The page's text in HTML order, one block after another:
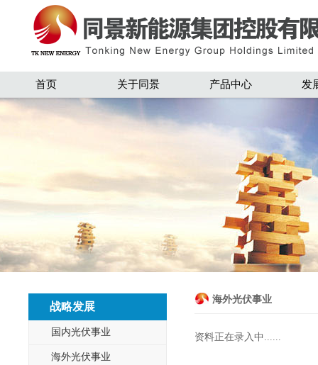
首页 关于同景 产品中心 发
战略发展
国内光伏事业
海外光伏事业
海外光伏事业
资料正在录入中......